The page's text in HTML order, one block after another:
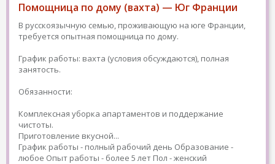
Помощница по дому (вахта) — Юг Франции
В русскоязычную семью, проживающую на юге Франции,
требуется опытная помощница по дому.
График работы: вахта (условия обсуждаются), полная
занятость.
Обязанности:
Комплексная уборка апартаментов и поддержание
чистоты.
Приготовление вкусной...
График работы - полный рабочий день Образование -
любое Опыт работы - более 5 лет Пол - женский